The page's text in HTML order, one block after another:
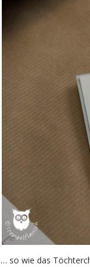
… so wie das